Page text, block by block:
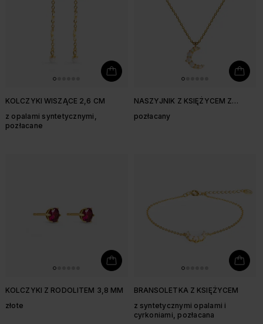
KOLCZYKI WISZĄCE 2,6 CM
z opalami syntetycznymi,
pozłacane
NASZYJNIK Z KSIĘŻYCEM Z
CYRKONIAMI
pozłacany
KOLCZYKI Z RODOLITEM 3,8 MM
złote
BRANSOLETKA Z KSIĘŻYCEM
z syntetycznymi opalami i
cyrkoniami, pozłacana